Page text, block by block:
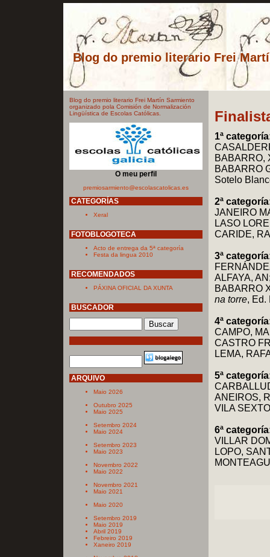
Blog do premio literario Frei
Blog do premio literario Frei Martín Sarmiento
organizado pola Comisión de Normalización
Lingüística de Escolas Católicas.
O meu perfil
premiosarmiento@escolascatolicas.es
CATEGORÍAS
Xeral
FOTOBLOGOTECA
Acto de entrega da 5ª categoría
Festa da lingua 2010
RECOMENDADOS
PÁXINA OFICIAL DA XUNTA
BUSCADOR
ARQUIVO
Maio 2026
Outubro 2025
Maio 2025
Setembro 2024
Maio 2024
Setembro 2023
Maio 2023
Novembro 2022
Maio 2022
Novembro 2021
Maio 2021
Maio 2020
Setembro 2019
Maio 2019
Abril 2019
Febreiro 2019
Xaneiro 2019
1ª
BABARRO,
BABARRO
Sotelo
2ª
JANEIRO
LASO
CARIDE,
3ª
ALFAYA,
BABARRO
na torre, Ed.
4ª
CAMPO,
CASTRO
LEMA,
5ª
ANEIROS,
VILA
6ª
VILLAR
LOPO,